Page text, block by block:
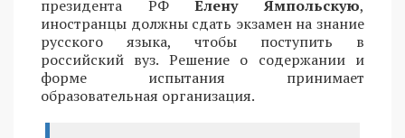
президента РФЕлену Ямпольскую,
иностранцы должны сдать экзамен на знание
русского языка, чтобы поступить в
российский вуз. Решение о содержании и
форме испытания принимает
образовательная организация.